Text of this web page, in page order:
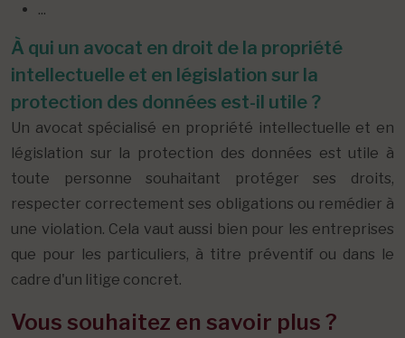
...
À qui un avocat en droit de la propriété
intellectuelle et en législation sur la
protection des données est-il utile ?
Un avocat spécialisé en propriété intellectuelle et en
législation sur la protection des données est utile à
toute personne souhaitant protéger ses droits,
respecter correctement ses obligations ou remédier à
une violation. Cela vaut aussi bien pour les entreprises
que pour les particuliers, à titre préventif ou dans le
cadre d'un litige concret.
Vous souhaitez en savoir plus ?